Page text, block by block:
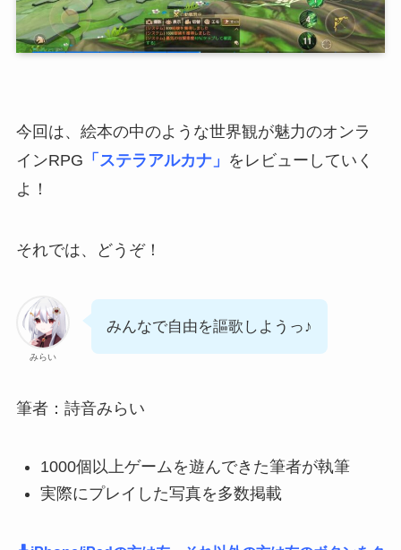
今回は、絵本の中のような世界観が魅力のオンラ
インRPG 「ステラアルカナ」 をレビューしていく
よ！
それでは、どうぞ！
みらい
みんなで自由を謳歌しようっ♪
筆者：詩音みらい
1000個以上ゲームを遊んできた筆者が執筆
実際にプレイした写真を多数掲載